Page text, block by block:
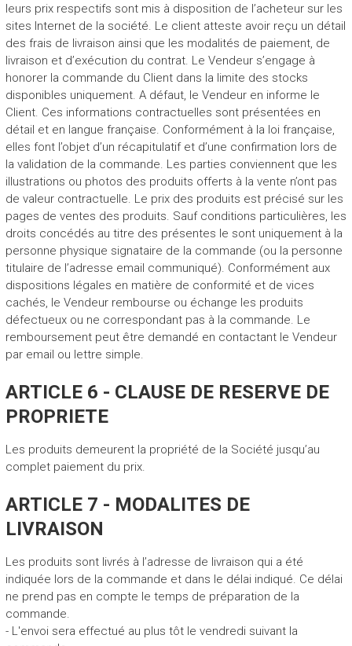
leurs prix respectifs sont mis à disposition de l’acheteur sur les
sites Internet de la société. Le client atteste avoir reçu un détail
des frais de livraison ainsi que les modalités de paiement, de
livraison et d’exécution du contrat. Le Vendeur s’engage à
honorer la commande du Client dans la limite des stocks
disponibles uniquement. A défaut, le Vendeur en informe le
Client. Ces informations contractuelles sont présentées en
détail et en langue française. Conformément à la loi française,
elles font l’objet d’un récapitulatif et d’une confirmation lors de
la validation de la commande. Les parties conviennent que les
illustrations ou photos des produits offerts à la vente n’ont pas
de valeur contractuelle. Le prix des produits est précisé sur les
pages de ventes des produits. Sauf conditions particulières, les
droits concédés au titre des présentes le sont uniquement à la
personne physique signataire de la commande (ou la personne
titulaire de l’adresse email communiqué). Conformément aux
dispositions légales en matière de conformité et de vices
cachés, le Vendeur rembourse ou échange les produits
défectueux ou ne correspondant pas à la commande. Le
remboursement peut être demandé en contactant le Vendeur
par email ou lettre simple.
ARTICLE 6 - CLAUSE DE RESERVE DE
PROPRIETE
Les produits demeurent la propriété de la Société jusqu’au
complet paiement du prix.
ARTICLE 7 - MODALITES DE
LIVRAISON
Les produits sont livrés à l’adresse de livraison qui a été
indiquée lors de la commande et dans le délai indiqué. Ce délai
ne prend pas en compte le temps de préparation de la
commande.
- L'envoi sera effectué au plus tôt le vendredi suivant la